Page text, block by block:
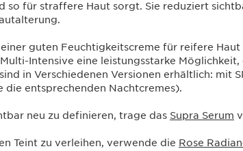
so für straffere Haut sorgt. Sie reduziert
guten Feuchtigkeitscreme für reifere Haut
Intensive eine leistungsstarke Möglichkeit,
in Verschiedenen Versionen erhältlich: mit
die entsprechenden Nachtcremes).
neu zu definieren, trage das Supra Serum
Teint zu verleihen, verwende die Rose